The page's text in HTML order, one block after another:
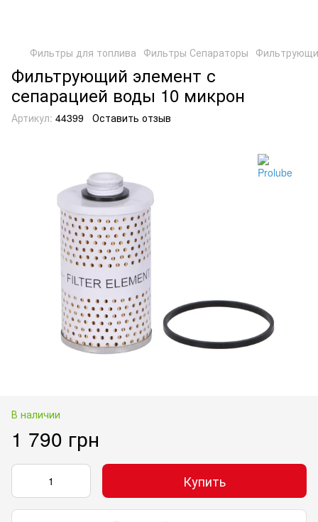
Фильтры для топлива Фильтры Сепараторы
Фильтрующий элемент с
сепарацией воды 10 микрон
Артикул: 44399 Оставить отзыв
В наличии
1 790 грн
Купить